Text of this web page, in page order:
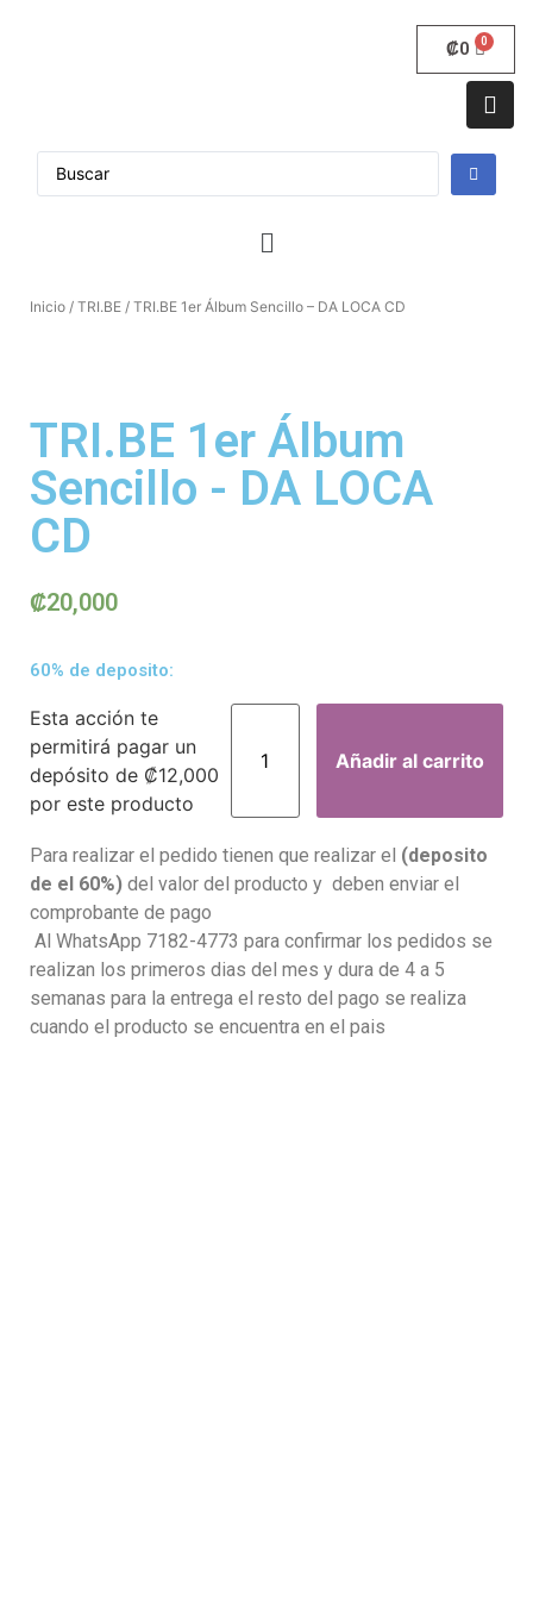
₡0
Inicio / TRI.BE / TRI.BE 1er Álbum Sencillo – DA LOCA CD
TRI.BE 1er Álbum
Sencillo - DA LOCA
CD
₡20,000
60% de deposito:
Esta acción te
permitirá pagar un
depósito de ₡12,000
por este producto
Añadir al carrito
Para realizar el pedido tienen que realizar el (deposito
de el 60%) del valor del producto y deben enviar el
comprobante de pago
Al WhatsApp 7182-4773 para confirmar los pedidos se
realizan los primeros dias del mes y dura de 4 a 5
semanas para la entrega el resto del pago se realiza
cuando el producto se encuentra en el pais